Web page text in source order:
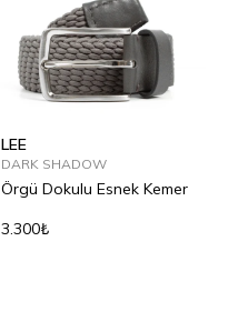
LEE
DARK SHADOW
Örgü Dokulu Esnek Kemer
3.300₺